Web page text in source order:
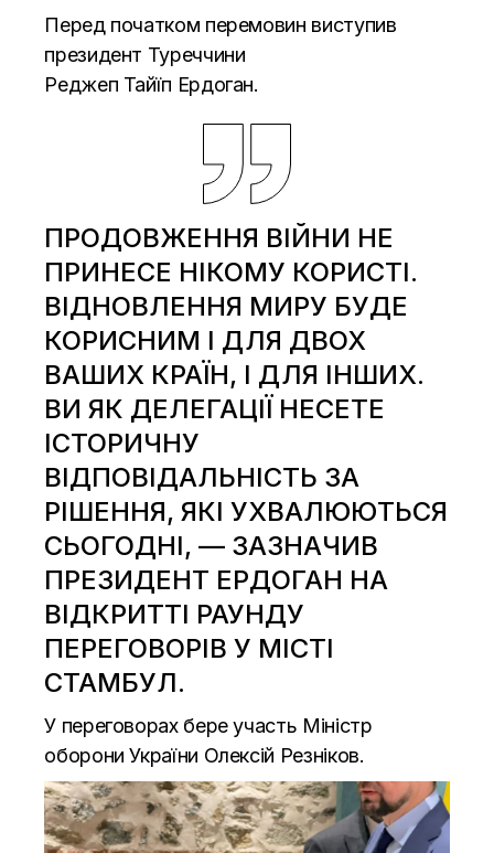
Перед початком перемовин виступив
президент Туреччини
Реджеп Тайїп Ердоган.
ПРОДОВЖЕННЯ ВІЙНИ НЕ
ПРИНЕСЕ НІКОМУ КОРИСТІ.
ВІДНОВЛЕННЯ МИРУ БУДЕ
КОРИСНИМ І ДЛЯ ДВОХ
ВАШИХ КРАЇН, І ДЛЯ ІНШИХ.
ВИ ЯК ДЕЛЕГАЦІЇ НЕСЕТЕ
ІСТОРИЧНУ
ВІДПОВІДАЛЬНІСТЬ ЗА
РІШЕННЯ, ЯКІ УХВАЛЮЮТЬСЯ
СЬОГОДНІ, — ЗАЗНАЧИВ
ПРЕЗИДЕНТ ЕРДОГАН НА
ВІДКРИТТІ РАУНДУ
ПЕРЕГОВОРІВ У МІСТІ
СТАМБУЛ.
У переговорах бере участь Міністр
оборони України Олексій Резніков.